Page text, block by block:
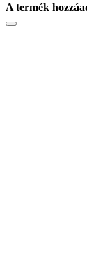
A termék